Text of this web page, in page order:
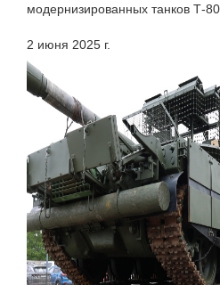
модернизированных танков Т-80
2 июня 2025 г.